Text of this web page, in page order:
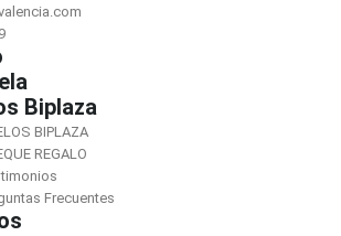
Biplaza
BIPLAZA
REGALO
Frecuentes